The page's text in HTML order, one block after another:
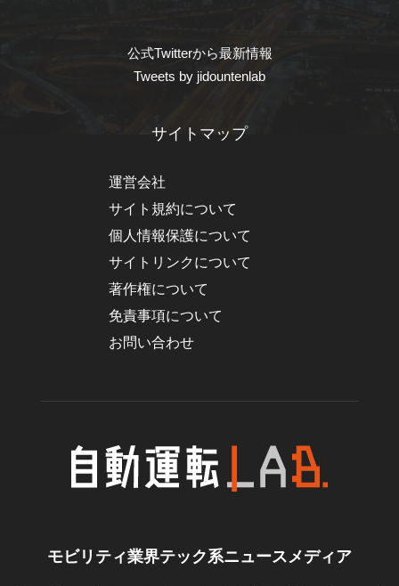
公式Twitterから最新情報
Tweets by jidountenlab
サイトマップ
運営会社
サイト規約について
個人情報保護について
サイトリンクについて
著作権について
免責事項について
お問い合わせ
モビリティ業界テック系ニュースメディア